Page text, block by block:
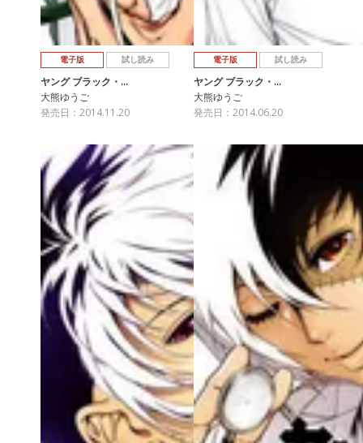
電子版 試し読み
ヤング ブラック・…
大熊ゆうご
発売日：2014.11.20
電子版 試し読み
ヤング ブラック・…
大熊ゆうご
発売日：2014.06.20